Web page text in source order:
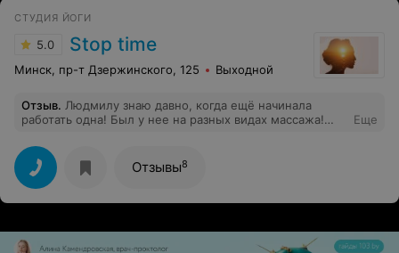
СТУДИЯ ЙОГИ
5.0 Stop time
Минск, пр-т Дзержинского, 125 Выходной
Отзыв. Людмилу знаю давно, когда ещё начинала
работать одна! Был у нее на разных видах массажа!
индивидуальный подход и доброжелательное
отношение! Сейчас у Людмилы целая команда
профессионалов! Молодец, так держать! Хороших вам
клиентов, благополучия и процветания!
Еще
Отзывы8